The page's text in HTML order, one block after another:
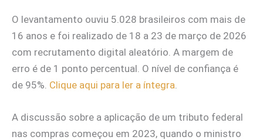
O levantamento ouviu 5.028 brasileiros com mais de
16 anos e foi realizado de 18 a 23 de março de 2026
com recrutamento digital aleatório. A margem de
erro é de 1 ponto percentual. O nível de confiança é
de 95%. Clique aqui para ler a íntegra
A discussão sobre a aplicação de um tributo federal
nas compras começou em 2023, quando o ministro